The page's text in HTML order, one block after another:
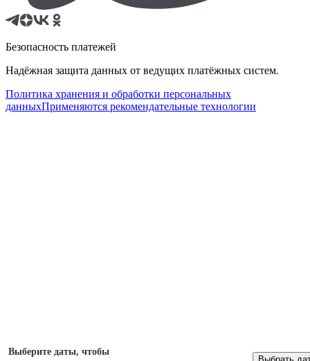
Выберите даты, чтобы
Выбрать
Безопасность платежей
Надёжная защита данных от ведущих платёжных систем.
Политика хранения и обработки персональных
данныхПрименяются рекомендательные технологии